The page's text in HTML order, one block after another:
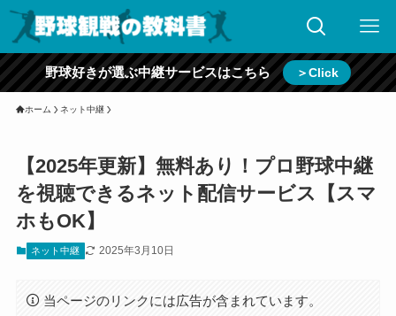
野球好きが選ぶ中継サービスはこちら ＞Click
ホーム ネット中継
【2025年更新】無料あり！プロ野球中継
を視聴できるネット配信サービス【スマ
ホもOK】
ネット中継 2025年3月10日
当ページのリンクには広告が含まれています。